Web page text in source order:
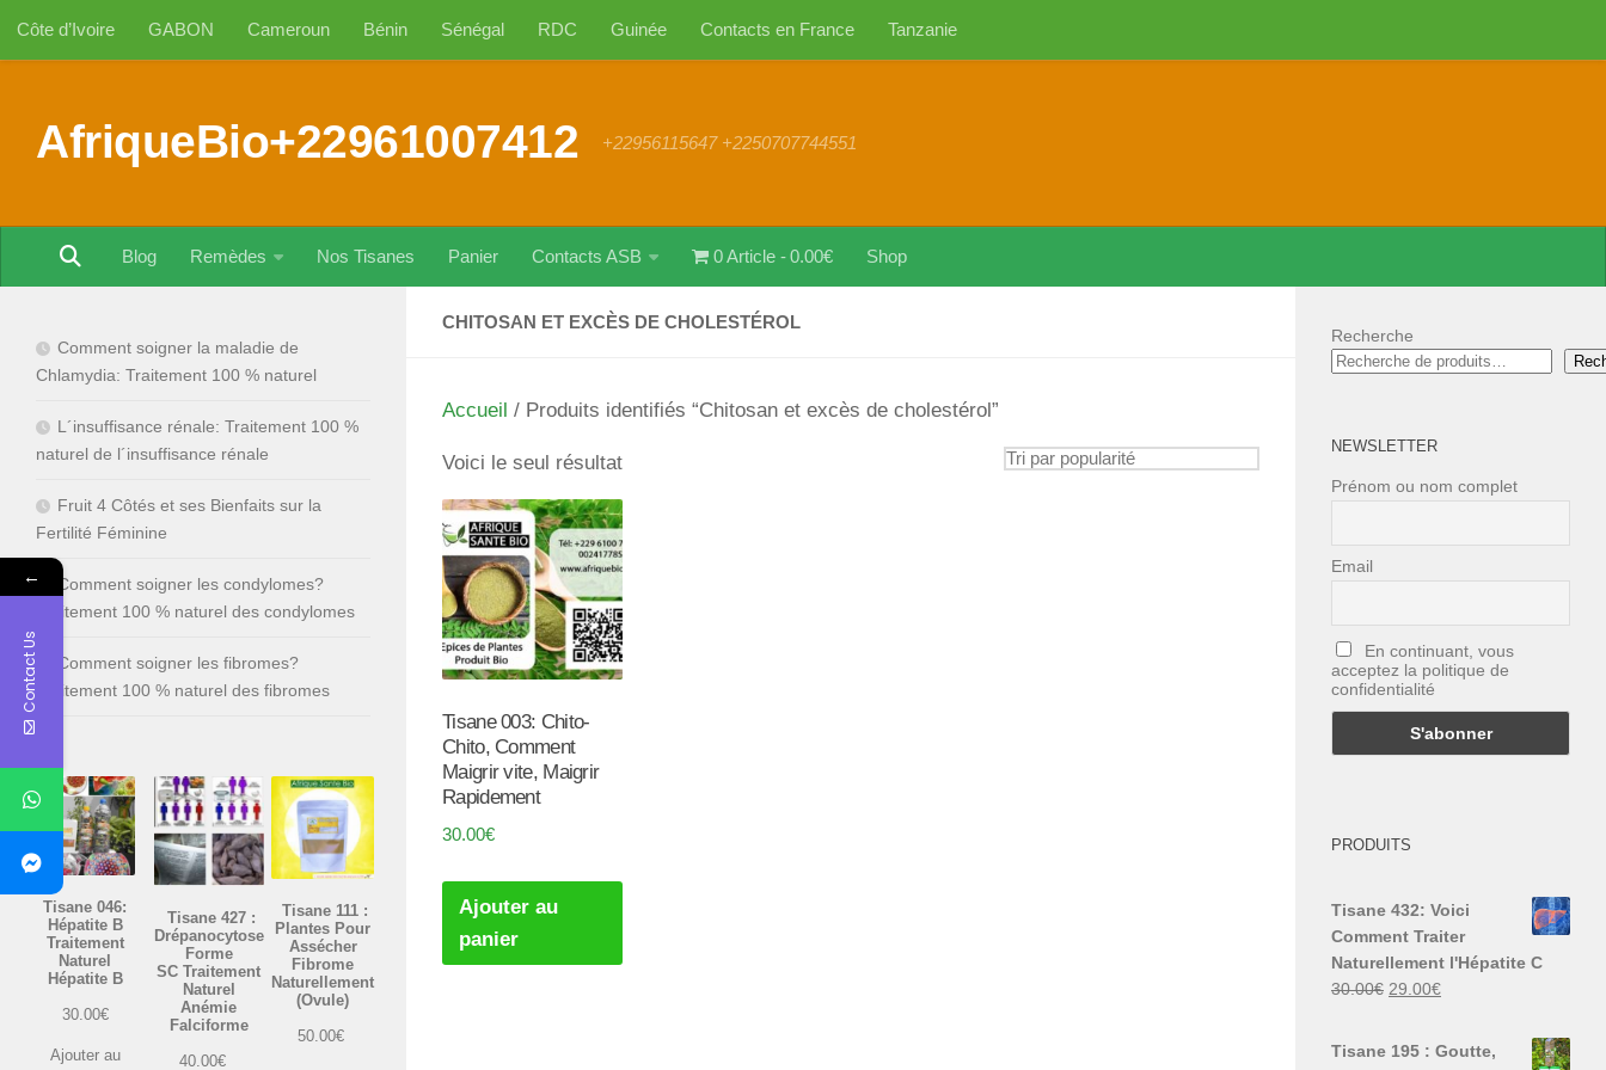
Au dessous du contenu
Côte d’Ivoire GABON Cameroun Bénin Sénégal RDC Guinée Contacts en France Tanzanie
AfriqueBio+22961007412 +22956115647 +2250707744551
Blog Remèdes Nos Tisanes Panier Contacts ASB 0 Article 0.00€ Shop
CHITOSAN ET EXCÈS DE CHOLESTÉROL
Accueil / Produits identifiés “Chitosan et excès de cholestérol”
Voici le seul résultat
Tisane 003: Chito-
Chito, Comment
Maigrir vite, Maigrir
Rapidement
30.00€
Ajouter au
panier
Comment soigner la maladie de
Chlamydia: Traitement 100 % naturel
L´insuffisance rénale: Traitement 100 %
naturel de l´insuffisance rénale
Fruit 4 Côtés et ses Bienfaits sur la
Fertilité Féminine
Comment soigner les condylomes?
Traitement 100 % naturel des condylomes
Comment soigner les fibromes?
Traitement 100 % naturel des fibromes
Tisane 046:
Hépatite B
Traitement
Naturel
Hépatite B
30.00€
Ajouter au
Tisane 427 :
Drépanocytose
Forme
SC Traitement
Naturel
Anémie
Falciforme
40.00€
Tisane 111 :
Plantes Pour
Assécher
Fibrome
Naturellement
(Ovule)
50.00€
Recherche
NEWSLETTER
Prénom ou nom complet
Email
En continuant, vous
acceptez la politique de
confidentialité
PRODUITS
Tisane 432: Voici
Comment Traiter
Naturellement l'Hépatite C
30.00€ Le
29.00€Le
Tisane 195 : Goutte,
←
Contact Us